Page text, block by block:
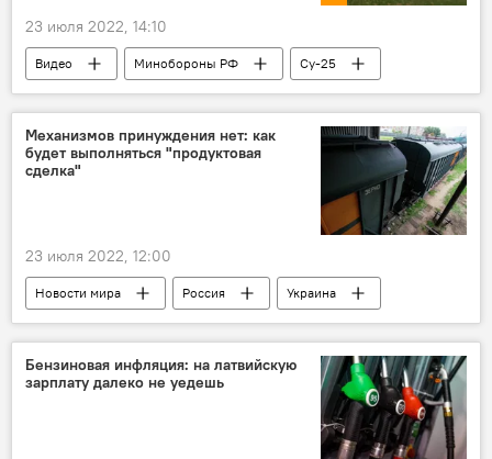
23 июля 2022, 14:10
Видео Минобороны РФ
Су-25
ВСУ
Механизмов принуждения нет: как
будет выполняться "продуктовая
сделка"
23 июля 2022, 12:00
Новости мира Россия
Украина
зерно
продукты питания
Бензиновая инфляция: на латвийскую
зарплату далеко не уедешь